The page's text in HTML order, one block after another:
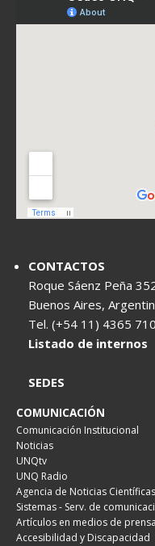
CONTACTOS
Roque Sáenz Peña
Buenos Aires,
Tel. (+54 11)
Listado de internos
SEDES
COMUNICACIÓN
Comunicación Institucional
Noticias
UNQtv
UNQ Radio
Agencia de Noticias Científicas
Sistemas - Serv. de
Artículos en medios de prensa
Accesibilidad y Discapacidad